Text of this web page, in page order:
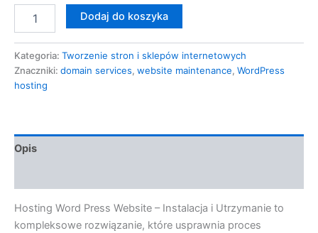
Dodaj do koszyka
Kategoria: Tworzenie stron i sklepów internetowych
Znaczniki: domain services, website maintenance, WordPress
hosting
Opis
Hosting Word Press Website – Instalacja i Utrzymanie to
kompleksowe rozwiązanie, które usprawnia proces